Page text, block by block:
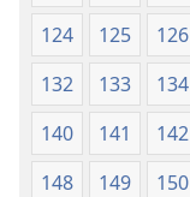
124
125 126
132
133 134
140
141 142
148
149 150